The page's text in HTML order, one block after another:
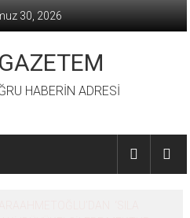
30, 2026
GAZETEM
HABERİN ADRESİ